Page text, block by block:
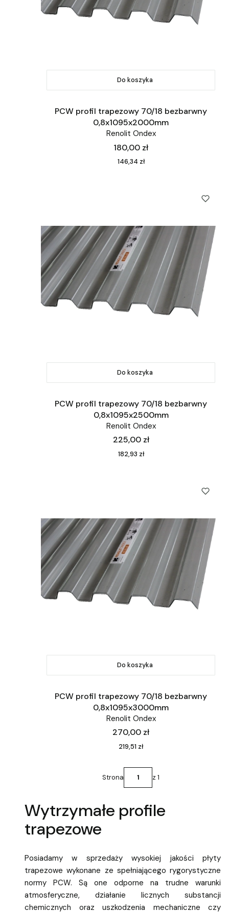
Do koszyka
PCW profil trapezowy 70/18 bezbarwny
0,8x1095x2000mm
Renolit Ondex
Cena
180,00 zł
Cena
146,34 zł
Do koszyka
PCW profil trapezowy 70/18 bezbarwny
0,8x1095x2500mm
Renolit Ondex
Cena
225,00 zł
Cena
182,93 zł
Do koszyka
PCW profil trapezowy 70/18 bezbarwny
0,8x1095x3000mm
Renolit Ondex
Cena
270,00 zł
Cena
219,51 zł
Strona z 1
Wytrzymałe profile
trapezowe
Posiadamy w sprzedaży wysokiej jakości płyty
trapezowe wykonane ze spełniającego rygorystyczne
normy PCW. Są one odporne na trudne warunki
atmosferyczne, działanie licznych substancji
chemicznych oraz uszkodzenia mechaniczne czy